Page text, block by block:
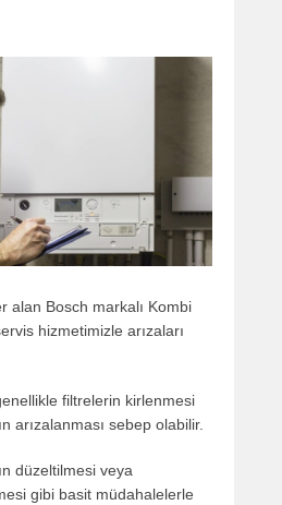
alan Bosch markalı Kombi
hizmetimizle arızaları
filtrelerin kirlenmesi
arızalanması sebep olabilir.
düzeltilmesi veya
gibi basit müdahalelerle